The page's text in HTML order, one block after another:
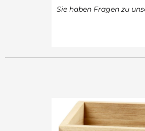
Sie haben Fragen zu